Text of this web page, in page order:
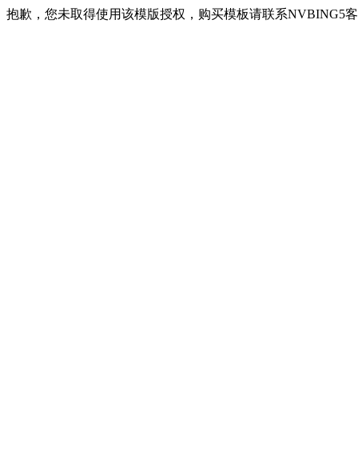
抱歉，您未取得使用该模版授权，购买模板请联系NVBING5客